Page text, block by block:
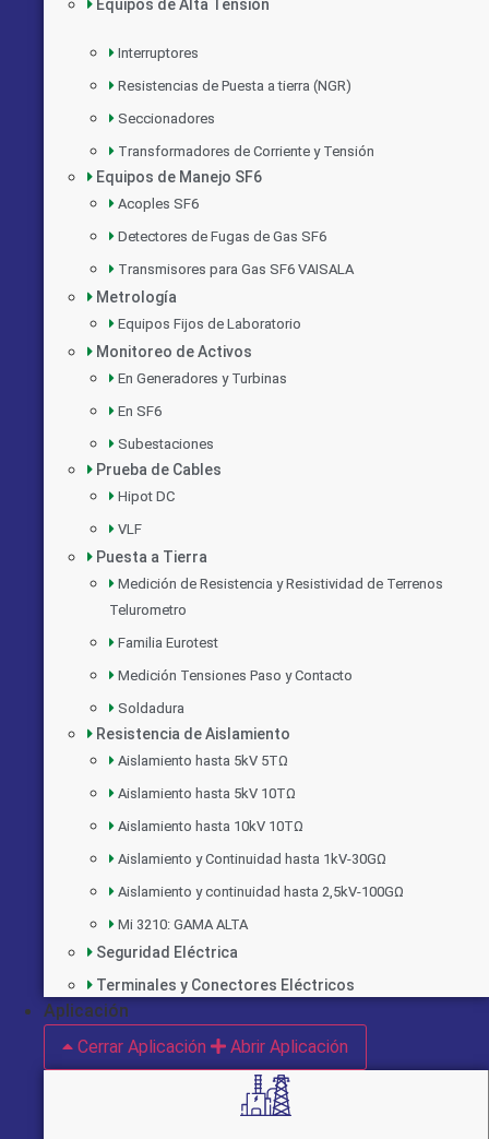
Equipos de Alta Tensión
Interruptores
Resistencias de Puesta a tierra (NGR)
Seccionadores
Transformadores de Corriente y Tensión
Equipos de Manejo SF6
Acoples SF6
Detectores de Fugas de Gas SF6
Transmisores para Gas SF6 VAISALA
Metrología
Equipos Fijos de Laboratorio
Monitoreo de Activos
En Generadores y Turbinas
En SF6
Subestaciones
Prueba de Cables
Hipot DC
VLF
Puesta a Tierra
Medición de Resistencia y Resistividad de Terrenos
Telurometro
Familia Eurotest
Medición Tensiones Paso y Contacto
Soldadura
Resistencia de Aislamiento
Aislamiento hasta 5kV 5TΩ
Aislamiento hasta 5kV 10TΩ
Aislamiento hasta 10kV 10TΩ
Aislamiento y Continuidad hasta 1kV-30GΩ
Aislamiento y continuidad hasta 2,5kV-100GΩ
Mi 3210: GAMA ALTA
Seguridad Eléctrica
Terminales y Conectores Eléctricos
Aplicación
Cerrar Aplicación
Abrir Aplicación